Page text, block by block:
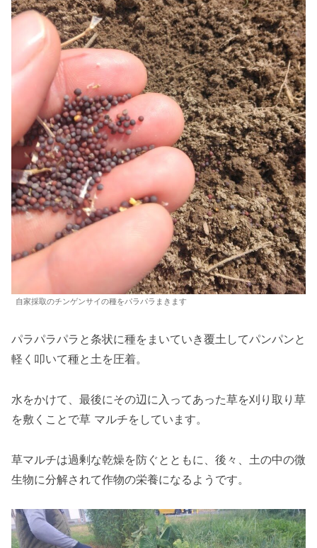
自家採取のチンゲンサイの種をパラパラまきます
パラパラパラと条状に種をまいていき覆土してパンパンと
軽く叩いて種と土を圧着。
水をかけて、最後にその辺に入ってあった草を刈り取り草
を敷くことで草 マルチをしています。
草マルチは過剰な乾燥を防ぐとともに、後々、土の中の微
生物に分解されて作物の栄養になるようです。